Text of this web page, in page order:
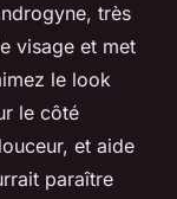
très
visage et met
le look
le côté
et aide
paraître